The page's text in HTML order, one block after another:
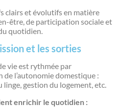
clairs et évolutifs en matière
être, de participation sociale et
quotidien.
et les sorties
vie est rythmée par
de l’autonomie domestique :
gestion du logement, etc.
enrichir le quotidien :